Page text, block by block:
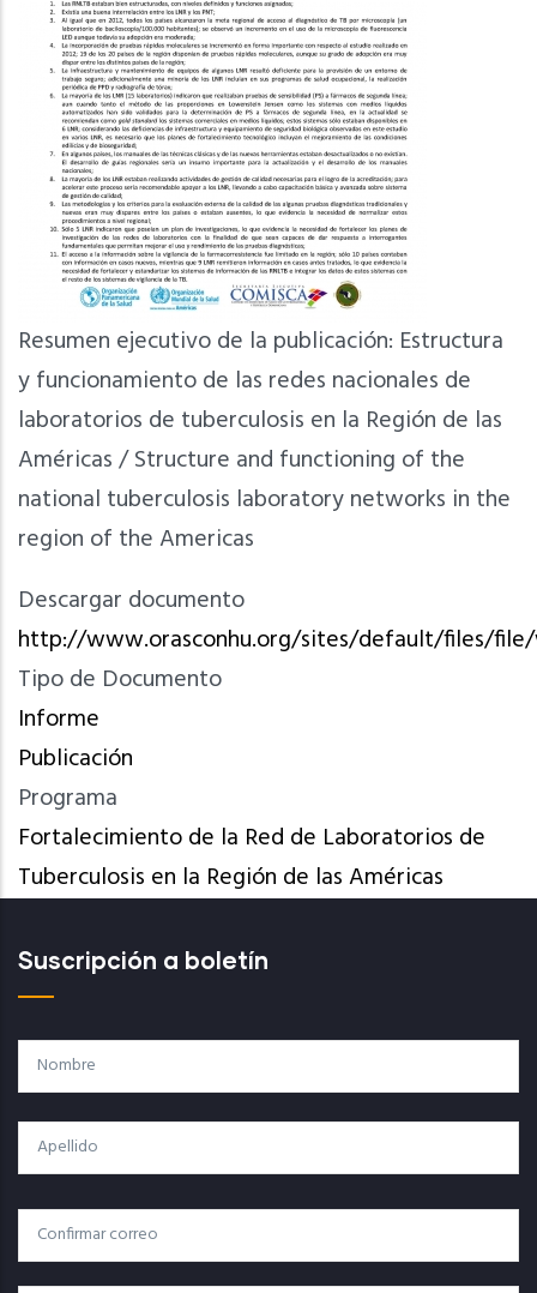
Resumen ejecutivo de la publicación: Estructura
y funcionamiento de las redes nacionales de
laboratorios de tuberculosis en la Región de las
Américas / Structure and functioning of the
national tuberculosis laboratory networks in the
region of the Americas
Descargar documento
http://www.orasconhu.org/sites/default/files/
Tipo de Documento
Informe
Publicación
Programa
Fortalecimiento de la Red de Laboratorios de
Tuberculosis en la Región de las Américas
Suscripción a boletín
Nombre
Apellido
Correo
Electrónico
Correo Electrónico